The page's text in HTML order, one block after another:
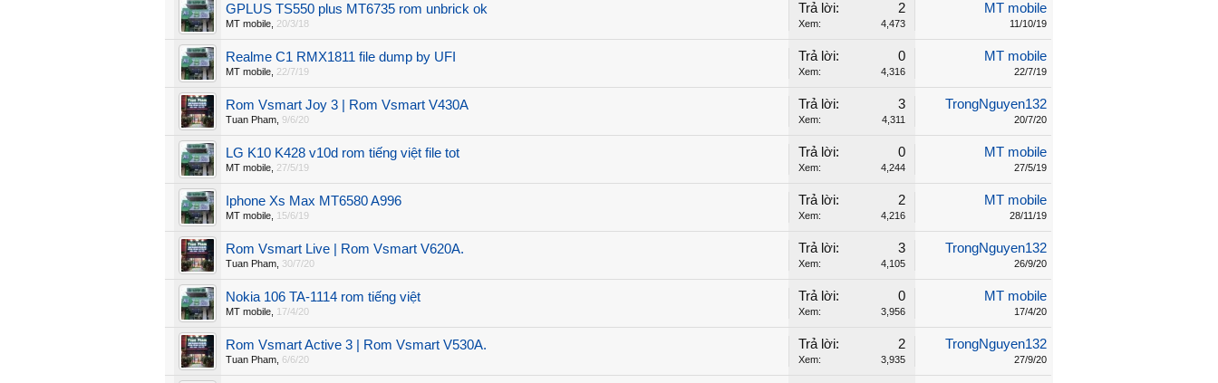
GPLUS TS550 plus MT6735 rom unbrick ok
MT mobile 20/3/18
Trả lời: 2
Xem: 4,473
MT mobile
11/10/19
Realme C1 RMX1811 file dump by UFI
MT mobile 22/7/19
Trả lời: 0
Xem: 4,316
MT mobile
22/7/19
Rom Vsmart Joy 3 | Rom Vsmart V430A
Tuan Pham 9/6/20
Trả lời: 3
Xem: 4,311
TrongNguyen132
20/7/20
LG K10 K428 v10d rom tiếng việt file tot
MT mobile 27/5/19
Trả lời: 0
Xem: 4,244
MT mobile
27/5/19
Iphone Xs Max MT6580 A996
MT mobile 15/6/19
Trả lời: 2
Xem: 4,216
MT mobile
28/11/19
Rom Vsmart Live | Rom Vsmart V620A.
Tuan Pham 30/7/20
Trả lời: 3
Xem: 4,105
TrongNguyen132
26/9/20
Nokia 106 TA-1114 rom tiếng việt
MT mobile 17/4/20
Trả lời: 0
Xem: 3,956
MT mobile
17/4/20
Rom Vsmart Active 3 | Rom Vsmart V530A.
Tuan Pham 6/6/20
Trả lời: 2
Xem: 3,935
TrongNguyen132
27/9/20